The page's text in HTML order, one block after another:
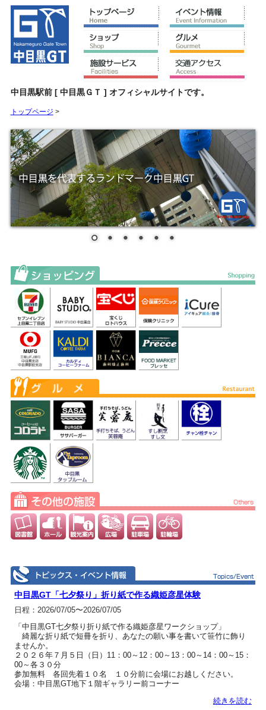
中目黒駅前 [ 中目黒ＧＴ ] オフィシャルサイトです。
トップページ >
中目黒GT「七夕祭り」折り紙で作る織姫彦星体験
日程：2026/07/05〜2026/07/05
「中目黒GT七夕祭り折り紙で作る織姫彦星ワークショップ」
綺麗な折り紙で短冊を折り、あなたの願い事を書いて笹竹に飾り
ませんか。
２０２６年７月５日（日）11：00～12：00～13：00～14：00～15：
00～各３０分
参加無料 各回先着１０名 １０分前に会場にお越しください。
会場：中目黒GT地下１階ギャラリー前コーナー
続きを読む